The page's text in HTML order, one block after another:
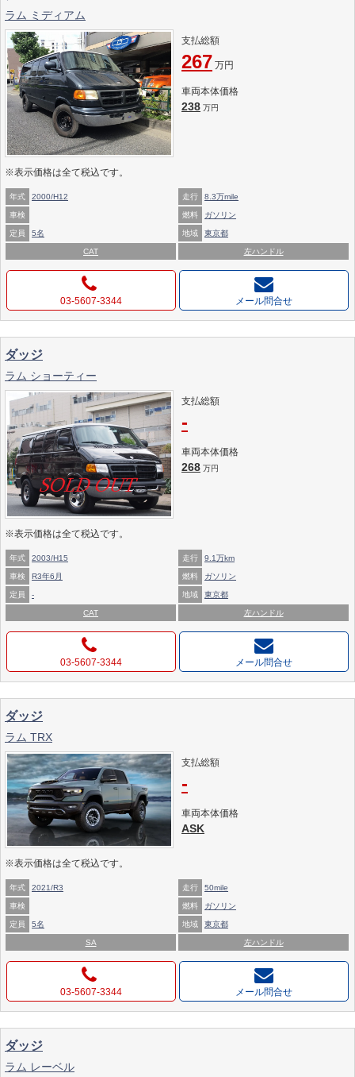
ラム ミディアム
支払総額
267 万円
車両本体価格
238 万円
※表示価格は全て税込です。
年式 2000/H12 走行 8.3万mile
車検 燃料 ガソリン
定員 5名 地域 東京都
CAT 左ハンドル
03-5607-3344 メール問合せ
ダッジ
ラム ショーティー
支払総額
-
車両本体価格
268 万円
※表示価格は全て税込です。
年式 2003/H15 走行 9.1万km
車検 R3年6月 燃料 ガソリン
定員 - 地域 東京都
CAT 左ハンドル
03-5607-3344 メール問合せ
ダッジ
ラム TRX
支払総額
-
車両本体価格
ASK
※表示価格は全て税込です。
年式 2021/R3 走行 50mile
車検 燃料 ガソリン
定員 5名 地域 東京都
SA 左ハンドル
03-5607-3344 メール問合せ
ダッジ
ラム レーベル